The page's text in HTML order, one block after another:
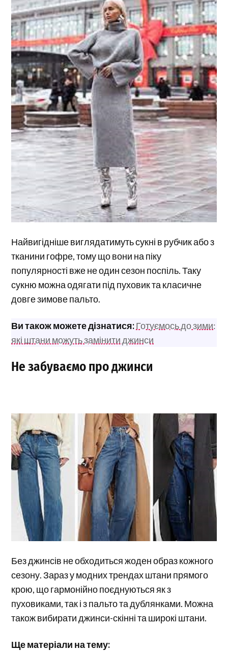
Найвигідніше виглядатимуть сукні в рубчик або з
тканини гофре, тому що вони на піку
популярності вже не один сезон поспіль. Таку
сукню можна одягати під пуховик та класичне
довге зимове пальто.
Ви також можете дізнатися:Готуємось до зими:
які штани можуть замінити джинси
Не забуваємо про джинси
Без джинсів не обходиться жоден образ кожного
сезону. Зараз у модних трендах штани прямого
крою, що гармонійно поєднуються як з
пуховиками, так і з пальто та дублянками. Можна
також вибирати джинси-скінні та широкі штани.
Ще матеріали на тему: